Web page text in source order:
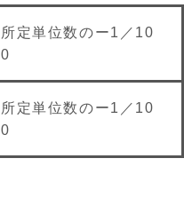
所定単位数のー1／10
0
所定単位数のー1／10
0